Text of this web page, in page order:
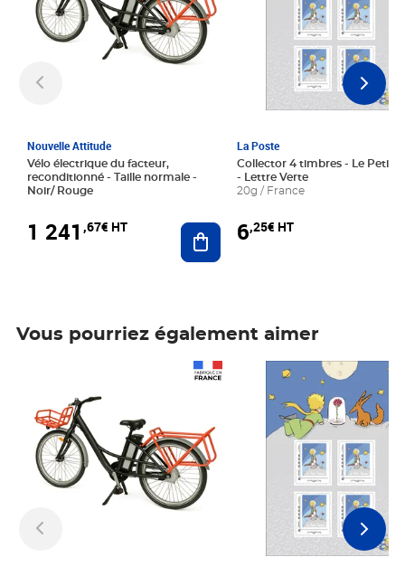
Nouvelle Attitude
Vélo électrique du facteur,
reconditionné - Taille normale -
Noir/ Rouge
1 241 ,67€ HT Ajouter au panier
La Poste
Collector 4 timbres - Le Petit
- Lettre Verte
20g / France
6,25€ HT
Vous pourriez également aimer
Prix 6,25€ HT